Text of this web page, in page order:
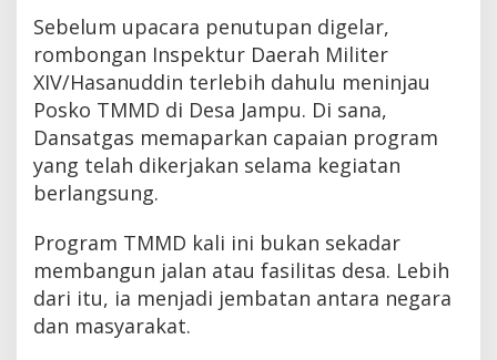
Sebelum upacara penutupan digelar,
rombongan Inspektur Daerah Militer
XIV/Hasanuddin terlebih dahulu meninjau
Posko TMMD di Desa Jampu. Di sana,
Dansatgas memaparkan capaian program
yang telah dikerjakan selama kegiatan
berlangsung.
Program TMMD kali ini bukan sekadar
membangun jalan atau fasilitas desa. Lebih
dari itu, ia menjadi jembatan antara negara
dan masyarakat.